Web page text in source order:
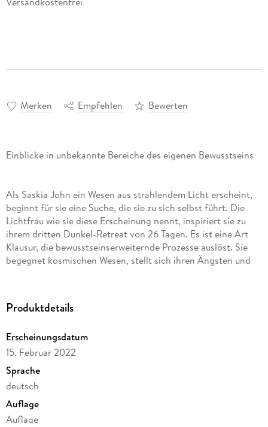
Merken Empfehlen Bewerten
Einblicke in unbekannte Bereiche des eigenen Bewusstseins
Als Saskia John ein Wesen aus strahlendem Licht erscheint,
beginnt für sie eine Suche, die sie zu sich selbst führt. Die
Lichtfrau wie sie diese Erscheinung nennt, inspiriert sie zu
ihrem dritten Dunkel-Retreat von 26 Tagen. Es ist eine Art
Klausur, die bewusstseinserweiternde Prozesse auslöst. Sie
begegnet kosmischen Wesen, stellt sich ihren Ängsten und
Nachhause-Kommen.
Dimensionen des eigenen Seins tauchen möchten, um den
eigenen Reifungs- und Wachstumsprozess zu forcieren
Produktdetails
Erscheinungsdatum
15. Februar 2022
Sprache
deutsch
Auflage
Auflage